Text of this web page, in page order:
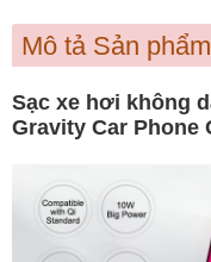
Mô tả Sản phẩm
Sạc xe hơi không
Gravity Car Phone